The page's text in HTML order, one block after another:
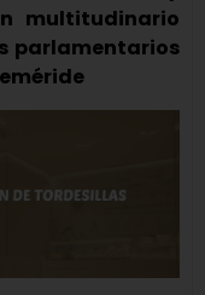
multitudinario
parlamentarios